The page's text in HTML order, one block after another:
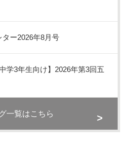
ター2026年8月号
中学3年生向け】2026年第3回五
一覧はこちら